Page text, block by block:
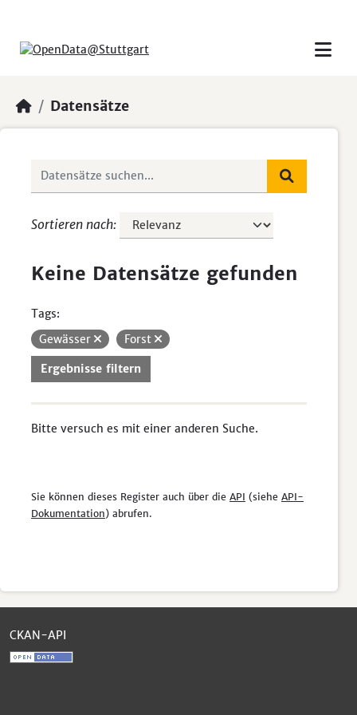
Datensätze
Sortieren nach
Keine Datensätze gefunden
Tags:
Gewässer
Forst
Ergebnisse filtern
Bitte versuch es mit einer anderen Suche.
Sie können dieses Register auch über die API (siehe API-
Dokumentation) abrufen.
CKAN-API